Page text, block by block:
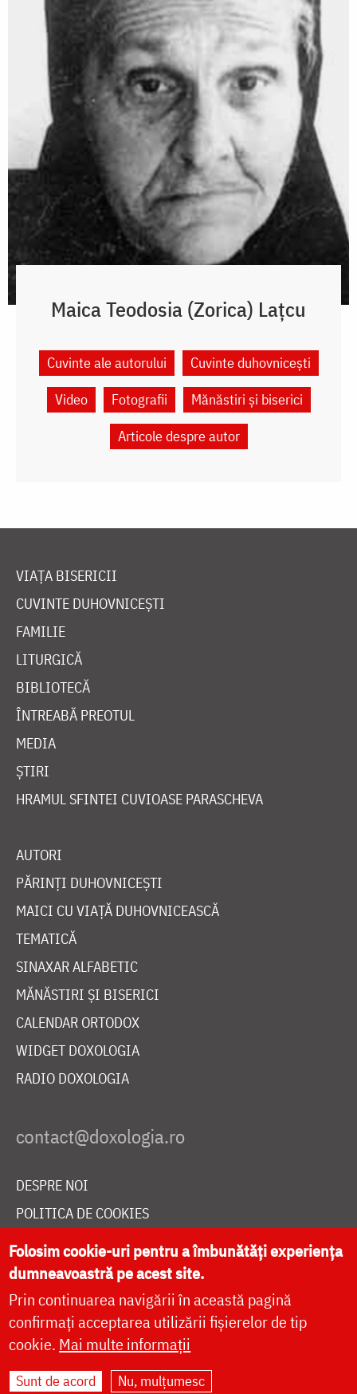
Maica Teodosia (Zorica) Lațcu
Cuvinte ale autorului
Cuvinte duhovnicești
Video
Fotografii
Mănăstiri și biserici
Articole despre autor
VIAȚA BISERICII
CUVINTE DUHOVNICEȘTI
FAMILIE
LITURGICĂ
BIBLIOTECĂ
ÎNTREABĂ PREOTUL
MEDIA
ȘTIRI
HRAMUL SFINTEI CUVIOASE PARASCHEVA
AUTORI
PĂRINȚI DUHOVNICEȘTI
MAICI CU VIAȚĂ DUHOVNICEASCĂ
TEMATICĂ
SINAXAR ALFABETIC
MĂNĂSTIRI ȘI BISERICI
CALENDAR ORTODOX
WIDGET DOXOLOGIA
RADIO DOXOLOGIA
DESPRE NOI
POLITICA DE COOKIES
DONEAZĂ ONLINE PENTRU CATEDRALA NAȚIONALĂ
LIVE
Site dezvoltat deDOXOLOGIA MEDIA
Folosim cookie-uri pentru a îmbunătăți experiența
dumneavoastră pe acest site.
Prin continuarea navigării în această pagină
confirmați acceptarea utilizării fișierelor de tip
cookie. Mai multe informații
Sunt de acord Nu, mulțumesc